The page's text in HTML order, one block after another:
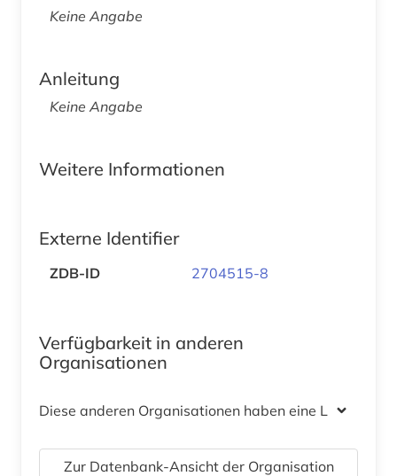
Keine Angabe
Anleitung
Keine Angabe
Weitere Informationen
Externe Identifier
ZDB-ID 2704515-8
Verfügbarkeit in anderen
Organisationen
Diese anderen Organisationen haben eine Lizenz
Zur Datenbank-Ansicht der Organisation